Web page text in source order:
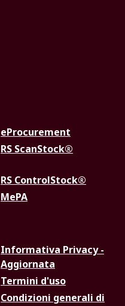
eProcurement
RS ScanStock®
RS ControlStock®
MePA
Informativa Privacy -
Aggiornata
Termini d'uso
Condizioni generali di